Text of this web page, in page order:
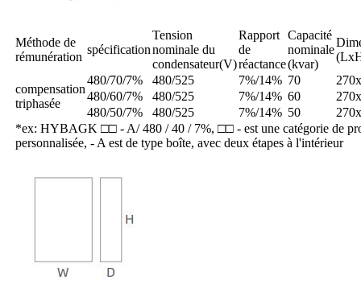
Méthode de
rémunération
spécification
Tension
nominale du
condensateur(V)
Rapport
de
réactance
Capacité
nominale
(kvar)
compensation
triphasée
480/70/7% 480/525 7%/14% 70
480/60/7%
480/525 7%/14% 60
480/50/7%
480/525 7%/14% 50
*ex: HYBAGK □□ - A/ 480 / 40 / 7%, □□ - est une catégorie de
personnalisée, - A est de type boîte, avec deux étapes à l'intérieur